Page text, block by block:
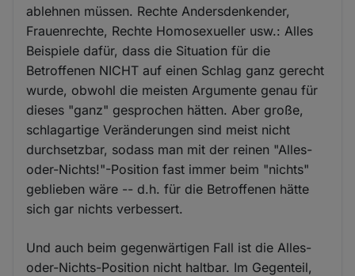
ablehnen müssen. Rechte Andersdenkender,
Frauenrechte, Rechte Homosexueller usw.: Alles
Beispiele dafür, dass die Situation für die
Betroffenen NICHT auf einen Schlag ganz gerecht
wurde, obwohl die meisten Argumente genau für
dieses "ganz" gesprochen hätten. Aber große,
schlagartige Veränderungen sind meist nicht
durchsetzbar, sodass man mit der reinen "Alles-
oder-Nichts!"-Position fast immer beim "nichts"
geblieben wäre -- d.h. für die Betroffenen hätte
sich gar nichts verbessert.
Und auch beim gegenwärtigen Fall ist die Alles-
oder-Nichts-Position nicht haltbar. Im Gegenteil,